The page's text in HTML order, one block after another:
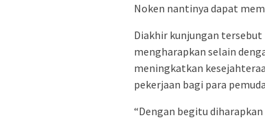
Noken nantinya dapat
Diakhir kunjungan tersebut
mengharapkan selain
meningkatkan
pekerjaan bagi para
“Dengan begitu